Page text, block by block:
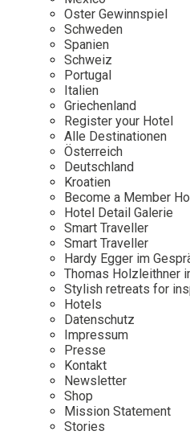
Mexico
Niederlande
Österreich
Portugal
Schweden
Spanien
Schweiz
Persönlichkeiten
Our Story
Career
Kontakt
Impressum
Oster Gewinnspiel
Schweden
Spanien
Schweiz
Portugal
Italien
Griechenland
Register your Hotel
Alle Destinationen
Österreich
Deutschland
Kroatien
Become a Member
Hotel Detail Galerie
Smart Traveller
Smart Traveller
Hardy Egger im
Thomas Holzleithner
Stylish retreats for
Hotels
Datenschutz
Impressum
Presse
Kontakt
Newsletter
Shop
Mission Statement
Stories